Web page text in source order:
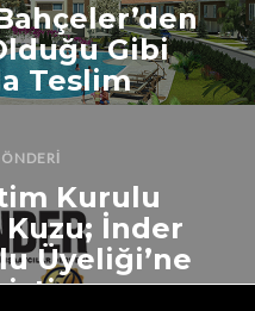
Gibi
Teslim
Kurulu
Kuzu; İnder
Üyeliği’ne